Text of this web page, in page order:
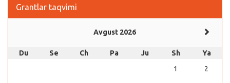
Grantlar taqvimi
Avgust 2026
Du Se Ch Pa Ju Sh
Ya
1
2